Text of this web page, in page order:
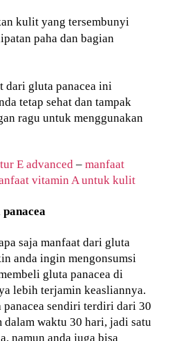
kulit yang tersembunyi
paha dan bagian
dari gluta panacea ini
tetap sehat dan tampak
ragu untuk menggunakan
E advanced–manfaat
vitamin A untuk kulit
saja manfaat dari gluta
anda ingin mengonsumsi
gluta panacea di
lebih terjamin keasliannya.
panacea sendiri terdiri dari 30
waktu 30 hari, jadi satu
namun anda juga bisa